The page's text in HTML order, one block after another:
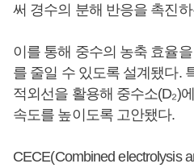
써 경수의 분해 반응을 촉진
이를 통해 중수의 농축 효율
를 줄일 수 있도록 설계됐다.
적외선을 활용해 중수소(D₂)
속도를 높이도록 고안됐다.
CECE(Combined electrolysis